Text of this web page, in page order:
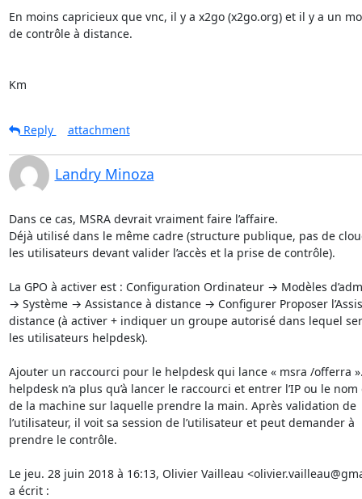
En moins capricieux que vnc, il y a x2go (x2go.org) et il y a un
de contrôle à distance.
Km
Reply attachment
Landry Minoza
Dans ce cas, MSRA devrait vraiment faire l’affaire.
Déjà utilisé dans le même cadre (structure publique, pas de
les utilisateurs devant valider l’accès et la prise de contrôle).
La GPO à activer est : Configuration Ordinateur → Modèles
→ Système → Assistance à distance → Configurer Proposer
distance (à activer + indiquer un groupe autorisé dans lequel
les utilisateurs helpdesk).
Ajouter un raccourci pour le helpdesk qui lance « msra /offerra
helpdesk n’a plus qu’à lancer le raccourci et entrer l’IP ou le nom
de la machine sur laquelle prendre la main. Après validation de
l’utilisateur, il voit sa session de l’utilisateur et peut demander à
prendre le contrôle.
Le jeu. 28 juin 2018 à 16:13, Olivier Vailleau
a écrit :